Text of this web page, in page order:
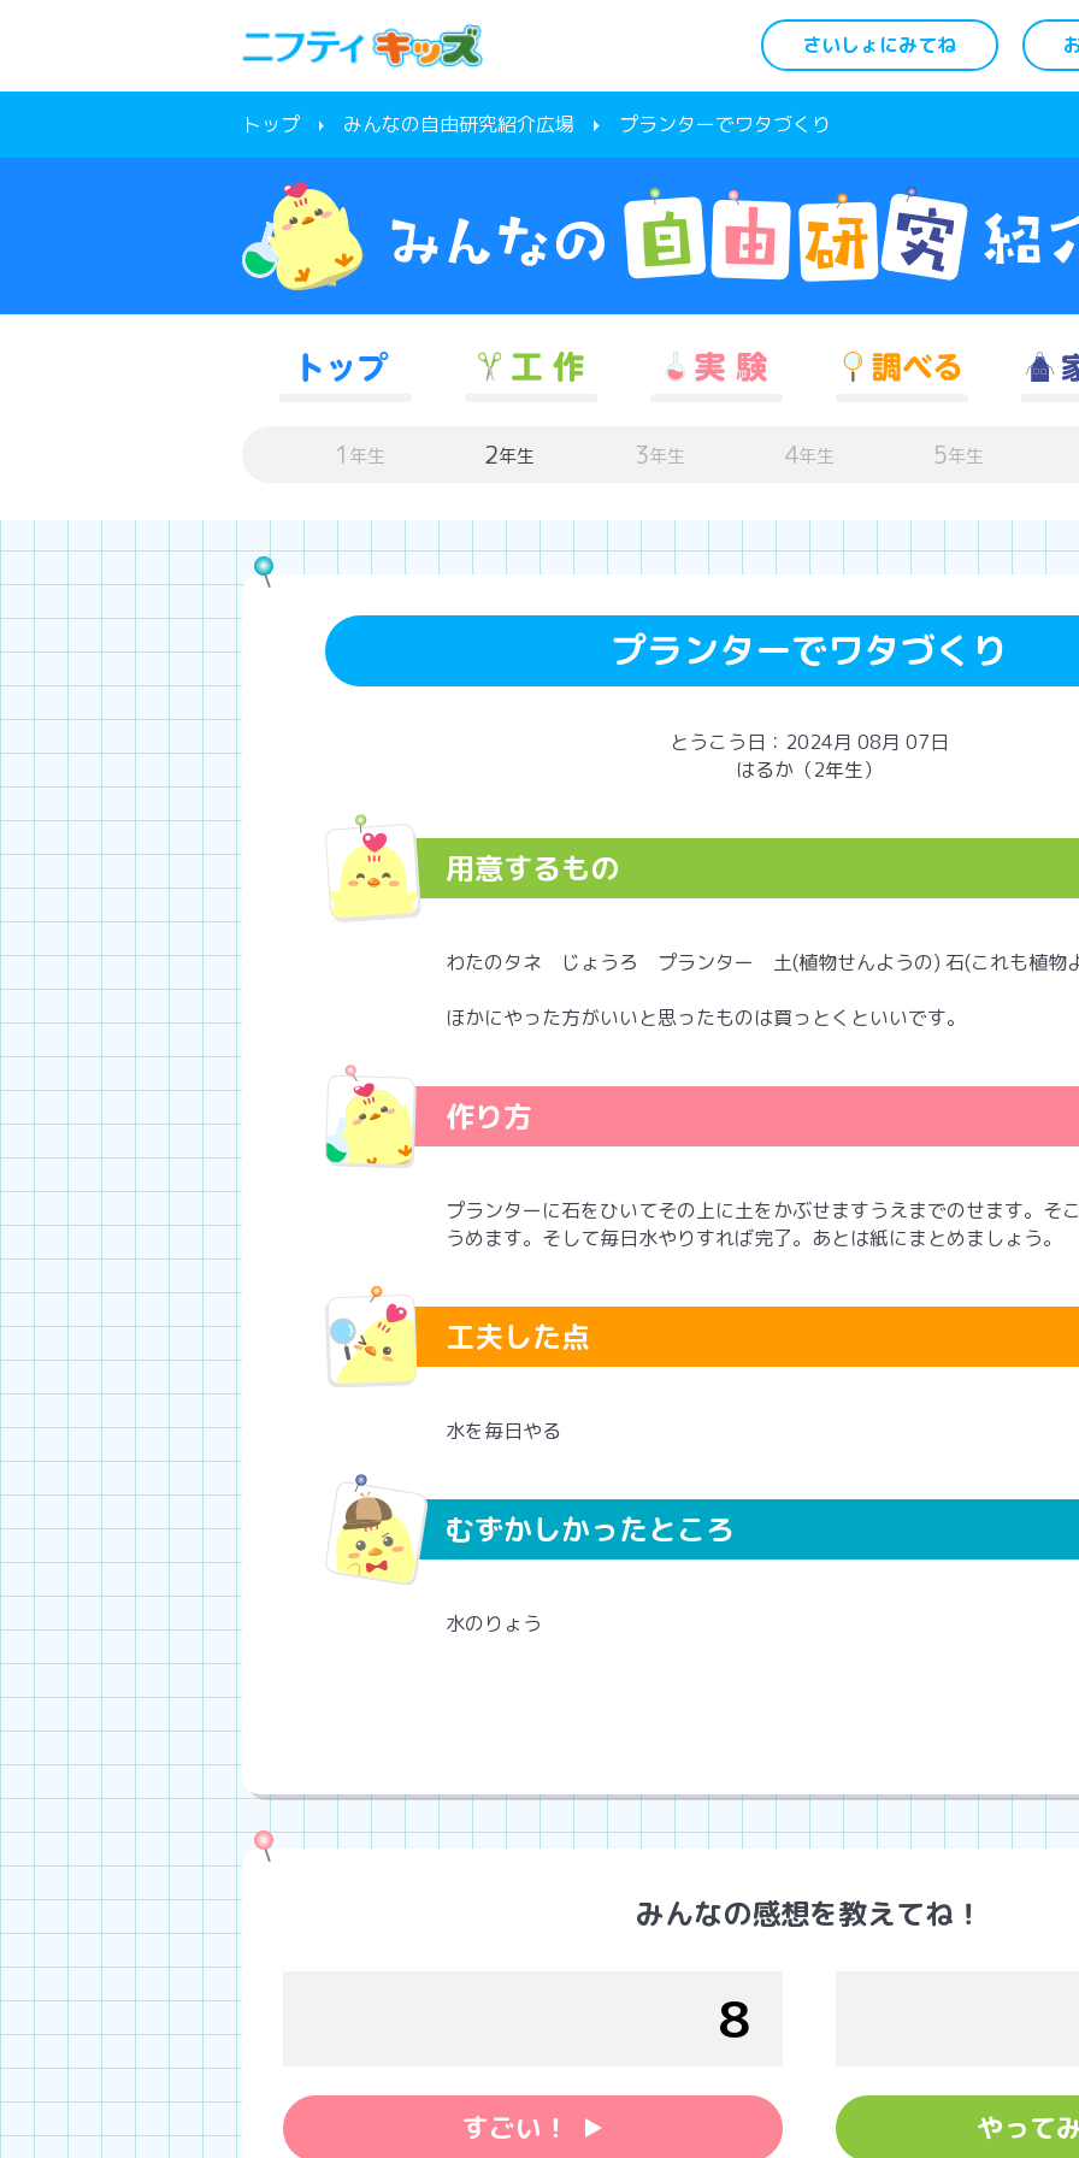
さいしょにみてね
トップ みんなの自由研究紹介広場 プランターでワタづくり
1 年生 2年生 3年生 4年生 5年生
プランターでワタづくり
とうこう日：2024月 08月 07日
はるか（2年生）
用意するもの
わたのタネ じょうろ プランター 土(植物せんようの) 石(これも植物
ほかにやった方がいいと思ったものは買っとくといいです。
作り方
プランターに石をひいてその上に土をかぶせますうえまでのせます。そ
うめます。そして毎日水やりすれば完了。あとは紙にまとめましょう。
工夫した点
水を毎日やる
むずかしかったところ
水のりょう
みんなの感想を教えてね！
すごい！
8
やって